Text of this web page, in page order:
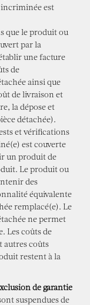
incriminée est
que le produit ou
par la
une facture
de
ainsi que
de livraison et
la dépose et
détachée).
et vérifications
est couverte
un produit de
Le produit ou
des
équivalente
remplacé(e). Le
ne permet
Les coûts de
autres coûts
restent à la
de garantie
suspendues de